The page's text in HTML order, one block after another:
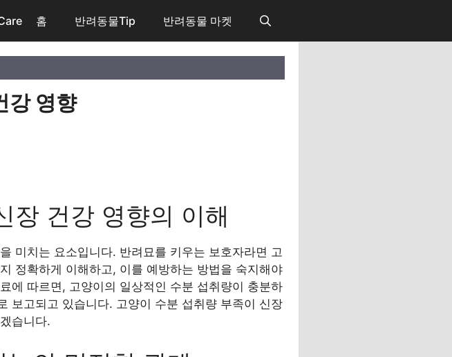
홈 반려동물Tip 반려동물 마켓
강 영향
장 건강 영향의 이해
미치는 요소입니다. 반려묘를 키우는 보호자라면 고
정확하게 이해하고, 이를 예방하는 방법을 숙지해야
에 따르면, 고양이의 일상적인 수분 섭취량이 충분하
보고되고 있습니다. 고양이 수분 섭취량 부족이 신장
습니다.